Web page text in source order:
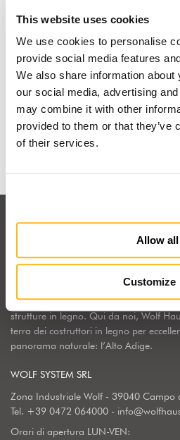
This website uses cookies
We use cookies to personalise
provide social media features
We also share information
our social media, advertising
may combine it with other
provided to them or that they’ve
of their services.
Allow all
Customize
Io sogno una
Scopri
Wolf Haus Italia fa parte del Gruppo
realtà industriale leader in Europa
strutture in legno. Qui da noi, Wolf
terra dei costruttori in legno per
panorama naturale: l’Alto Adige.
WOLF SYSTEM SRL
Zona Industriale Wolf - 39040 Campo
Tel. +39 0472 064000 -
Orari di apertura LUN-VEN: